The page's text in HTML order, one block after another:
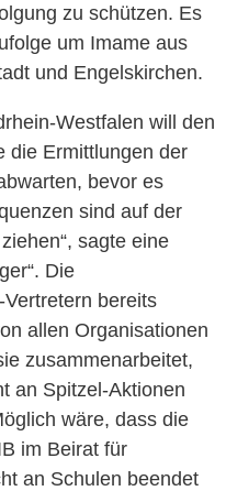
zu schützen. Es
um Imame aus
und Engelskirchen.
Westfalen will den
die Ermittlungen der
bevor es
sind auf der
sagte eine
Die
bereits
allen Organisationen
zusammenarbeitet,
an Spitzel-Aktionen
wäre, dass die
im Beirat für
an Schulen beendet